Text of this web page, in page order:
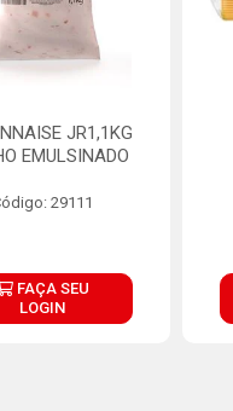
JR1,1KG
EMULSINADO
29111
FAÇA SEU
LOGIN